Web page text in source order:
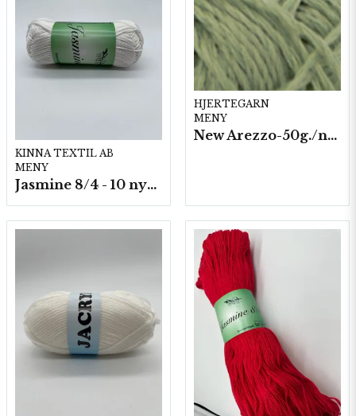
KINNA TEXTIL AB
MENY
Jasmine 8/4 - 10 nystan a50g./fp.
HJERTEGARN
MENY
New Arezzo-50g./nyst. 10 st/fp.